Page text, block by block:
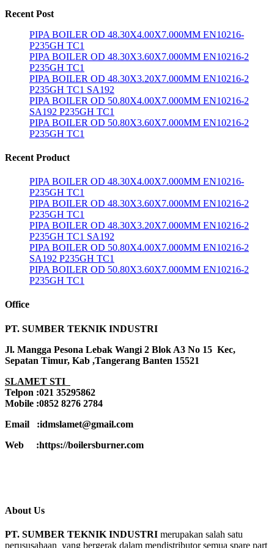
Recent Post
PIPA BOILER OD 48.30X4.00X7.000MM EN10216-
P235GH TC1
PIPA BOILER OD 48.30X3.60X7.000MM EN10216-2
P235GH TC1
PIPA BOILER OD 48.30X3.20X7.000MM EN10216-2
P235GH TC1 SA192
PIPA BOILER OD 50.80X4.00X7.000MM EN10216-2
SA192 P235GH TC1
PIPA BOILER OD 50.80X3.60X7.000MM EN10216-2
P235GH TC1
Recent Product
PIPA BOILER OD 48.30X4.00X7.000MM EN10216-
P235GH TC1
PIPA BOILER OD 48.30X3.60X7.000MM EN10216-2
P235GH TC1
PIPA BOILER OD 48.30X3.20X7.000MM EN10216-2
P235GH TC1 SA192
PIPA BOILER OD 50.80X4.00X7.000MM EN10216-2
SA192 P235GH TC1
PIPA BOILER OD 50.80X3.60X7.000MM EN10216-2
P235GH TC1
Office
PT. SUMBER TEKNIK INDUSTRI
Jl. Mangga Pesona Lebak Wangi 2 Blok A3 No 15 Kec,
Sepatan Timur, Kab ,Tangerang Banten 15521
SLAMET STI
Telpon :021 35295862
Mobile :0852 8276 2784
Email :idmslamet@gmail.com
Web :https://boilersburner.com
About Us
PT. SUMBER TEKNIK INDUSTRI merupakan salah satu
perususahaan yang bergerak dalam mendistributor semua spare part